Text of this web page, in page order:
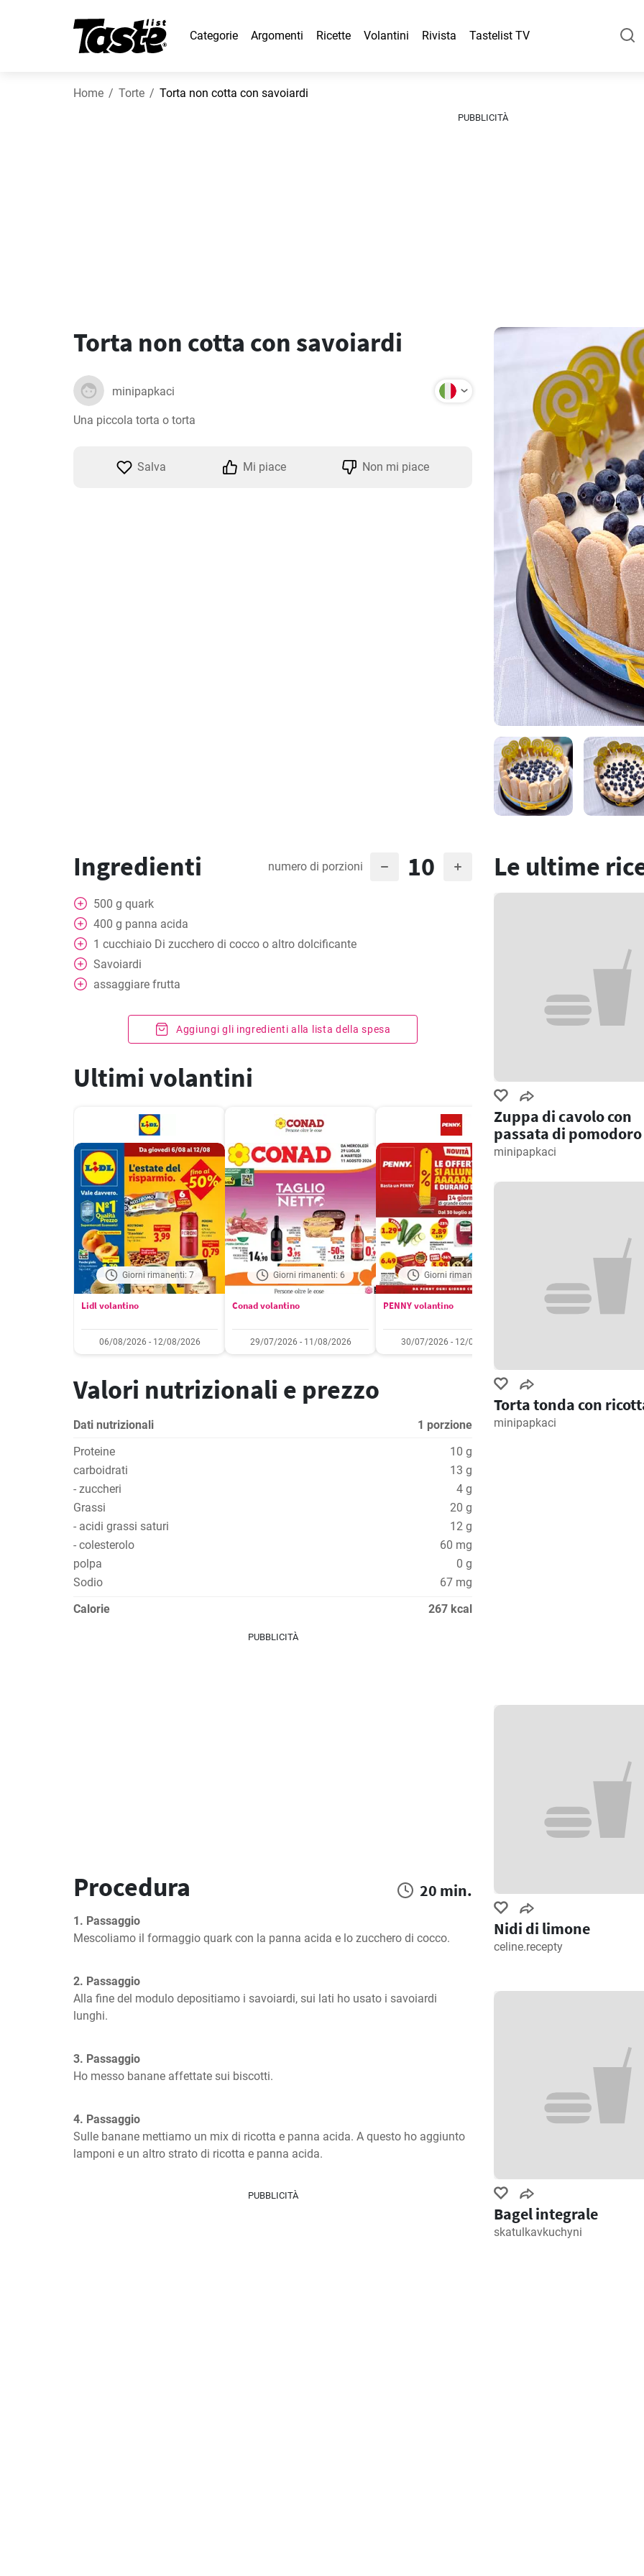
Categorie Argomenti Ricette Volantini Rivista Tastelist TV
Home Torte Torta non cotta con savoiardi
PUBBLICITÀ
Torta non cotta con savoiardi
minipapkaci
Una piccola torta o torta
Salva Mi piace Non mi piace
Ingredienti numero di porzioni 10
500 g quark
400 g panna acida
1 cucchiaio Di zucchero di cocco o altro dolcificante
Savoiardi
assaggiare frutta
Aggiungi gli ingredienti alla lista della spesa
Ultimi volantini
Giorni rimanenti: 7
Lidl volantino
06/08/2026 - 12/08/2026
Giorni rimanenti: 6
Conad volantino
29/07/2026 - 11/08/2026
Giorni rimanenti: 7
PENNY volantino
30/07/2026 - 12/08/2026
Giorni rimanenti:
Aldi volantino
Valori nutrizionali e prezzo
Dati nutrizionali
1 porzione
Proteine
10 g
carboidrati
13 g
- zuccheri
4 g
Grassi
20 g
- acidi grassi saturi
12 g
- colesterolo
60 mg
polpa
0 g
Sodio
67 mg
Calorie
267 kcal
PUBBLICITÀ
Procedura 20 min.
1. Passaggio
Mescoliamo il formaggio quark con la panna acida e lo zucchero di cocco.
2. Passaggio
Alla fine del modulo depositiamo i savoiardi, sui lati ho usato i savoiardi
lunghi.
3. Passaggio
Ho messo banane affettate sui biscotti.
4. Passaggio
Sulle banane mettiamo un mix di ricotta e panna acida. A questo ho aggiunto
lamponi e un altro strato di ricotta e panna acida.
PUBBLICITÀ
Le ultime
Zuppa di cavolo con
passata di pomodoro
minipapkaci
Torta tonda con
minipapkaci
Nidi di limone
celine.recepty
Bagel integrale
skatulkavkuchyni